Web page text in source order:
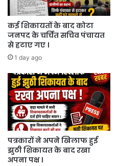
कई शिकायतों के बाद कोटा
जनपद के चर्चित सचिव पंचायत
से हटाए गए ।
1 day ago
पत्रकारों ने अपने खिलाफ हुई
झुठी शिकायत के बाद रखा
अपना पक्ष ।